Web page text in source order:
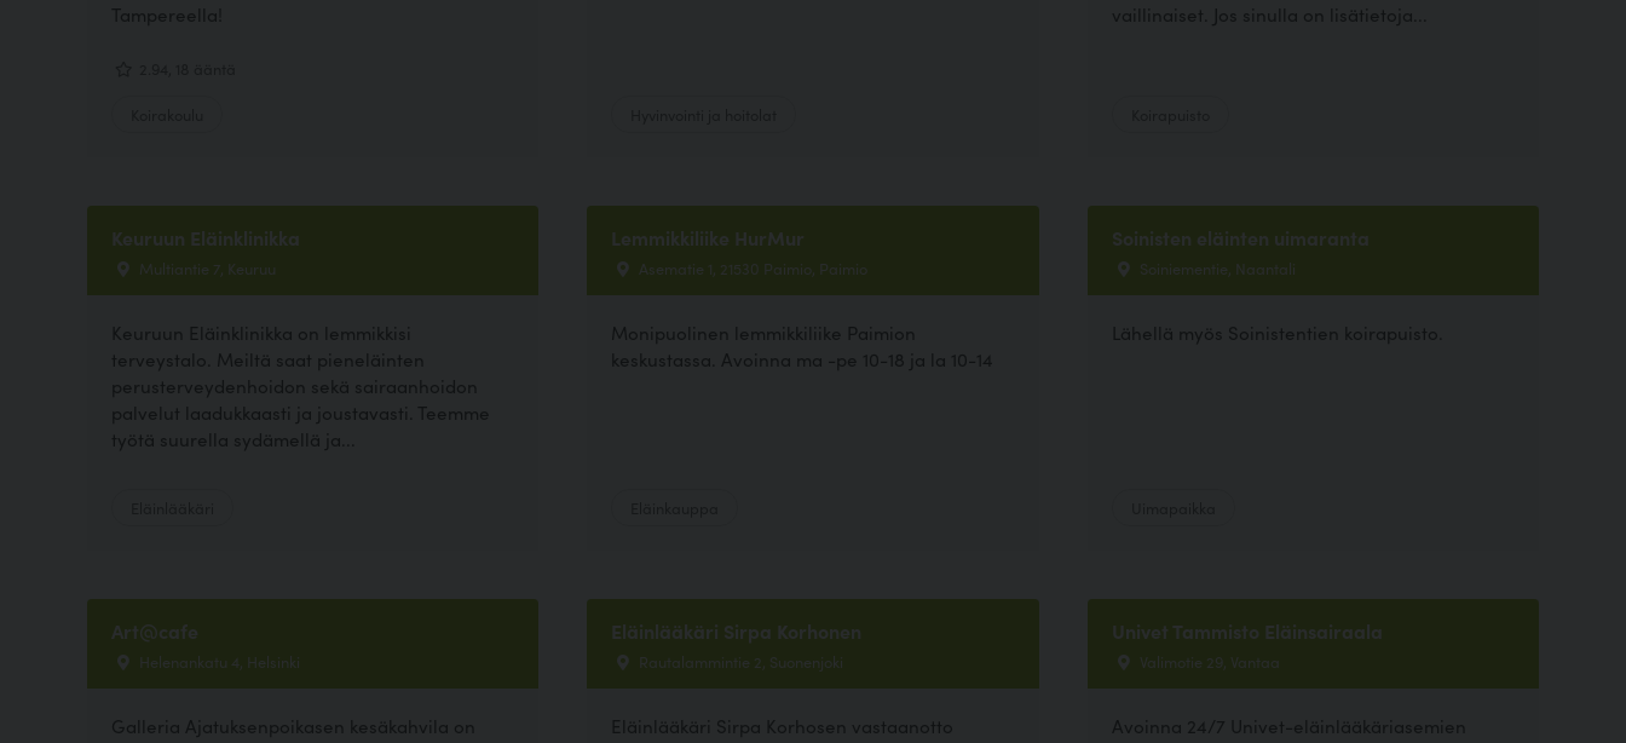
Tampereella!
vaillinaiset. Jos sinulla on lisätietoja...
Keuruun Eläinklinikka
Multiantie 7, Keuruu
Keuruun Eläinklinikka on lemmikkisi
terveystalo. Meiltä saat pieneläinten
perusterveydenhoidon sekä sairaanhoidon
palvelut laadukkaasti ja joustavasti. Teemme
työtä suurella sydämellä ja...
Lemmikkiliike HurMur
Asematie 1, 21530 Paimio, Paimio
Monipuolinen lemmikkiliike Paimion
keskustassa. Avoinna ma -pe 10-18 ja la 10-14
Soinisten eläinten uimaranta
Soiniementie, Naantali
Lähellä myös Soinistentien koirapuisto.
Art@cafe
Helenankatu 4, Helsinki
Galleria Ajatuksenpoikasen kesäkahvila on
Eläinlääkäri Sirpa Korhonen
Rautalammintie 2, Suonenjoki
Eläinlääkäri Sirpa Korhosen vastaanotto
Univet Tammisto Eläinsairaala
Valimotie 29, Vantaa
Avoinna 24/7 Univet-eläinlääkäriasemien